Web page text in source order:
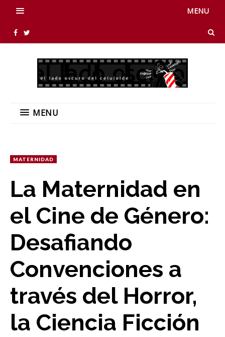
MENU
MENU
MATERNIDAD
La Maternidad en
el Cine de Género:
Desafiando
Convenciones a
través del Horror,
la Ciencia Ficción